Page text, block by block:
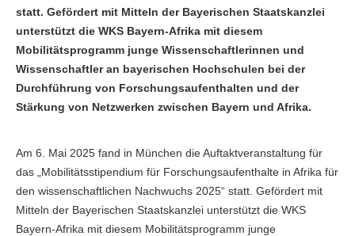
statt. Gefördert mit Mitteln der Bayerischen Staatskanzlei
unterstützt die WKS Bayern-Afrika mit diesem
Mobilitätsprogramm junge Wissenschaftlerinnen und
Wissenschaftler an bayerischen Hochschulen bei der
Durchführung von Forschungsaufenthalten und der
Stärkung von Netzwerken zwischen Bayern und Afrika.
Am 6. Mai 2025 fand in München die Auftaktveranstaltung für
das „Mobilitätsstipendium für Forschungsaufenthalte in Afrika für
den wissenschaftlichen Nachwuchs 2025“ statt. Gefördert mit
Mitteln der Bayerischen Staatskanzlei unterstützt die WKS
Bayern-Afrika mit diesem Mobilitätsprogramm junge